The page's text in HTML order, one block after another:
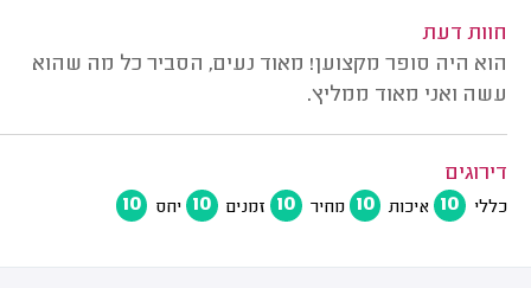
חוות דעת
הוא היה סופר מקצוען! מאוד נעים, הסביר כל מה שהוא
עשה ואני מאוד ממליץ.
דירוגים
כללי 10 איכות 10 מחיר 10 זמנים 10 יחס 10